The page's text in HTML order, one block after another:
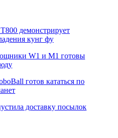
демонстрирует
кунг фу
W1 и M1 готовы
готов кататься по
доставку посылок